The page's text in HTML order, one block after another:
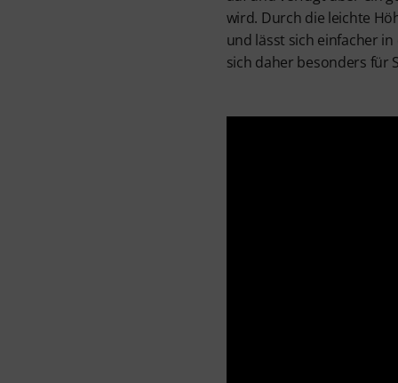
wird. Durch die leichte
und lässt sich einfacher
sich daher besonders für